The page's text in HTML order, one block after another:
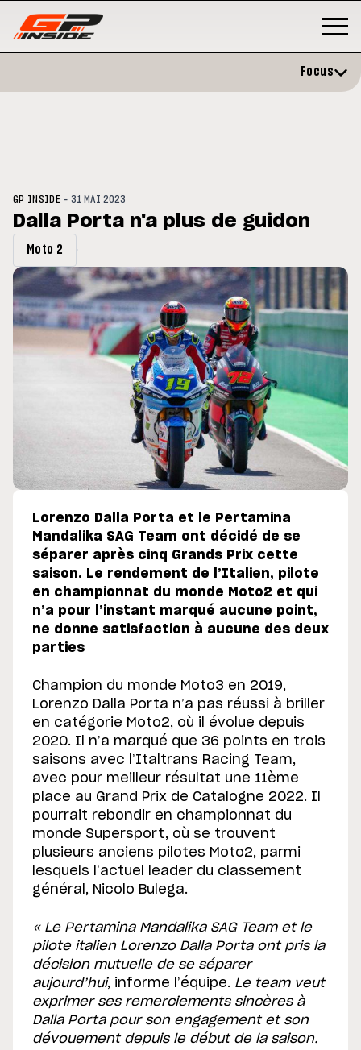
évite l'opération et vise un
en septembre
Doublé Trackhouse en Sprint
Focus
GP INSIDE -31 MAI 2023
Dalla Porta n'a plus de guidon
Moto 2
Lorenzo Dalla Porta et le Pertamina
Mandalika SAG Team ont décidé de se
séparer après cinq Grands Prix cette
saison. Le rendement de l’Italien, pilote
en championnat du monde Moto2 et qui
n’a pour l’instant marqué aucune point,
ne donne satisfaction à aucune des deux
parties
Champion du monde Moto3 en 2019,
Lorenzo Dalla Porta n’a pas réussi à briller
en catégorie Moto2, où il évolue depuis
2020. Il n’a marqué que 36 points en trois
saisons avec l’Italtrans Racing Team,
avec pour meilleur résultat une 11ème
place au Grand Prix de Catalogne 2022. Il
pourrait rebondir en championnat du
monde Supersport, où se trouvent
plusieurs anciens pilotes Moto2, parmi
lesquels l’actuel leader du classement
général, Nicolo Bulega.
« Le Pertamina Mandalika SAG Team et le
pilote italien Lorenzo Dalla Porta ont pris la
décision mutuelle de se séparer
aujourd’hui, informe l’équipe. Le team veut
exprimer ses remerciements sincères à
Dalla Porta pour son engagement et son
dévouement depuis le début de la saison.